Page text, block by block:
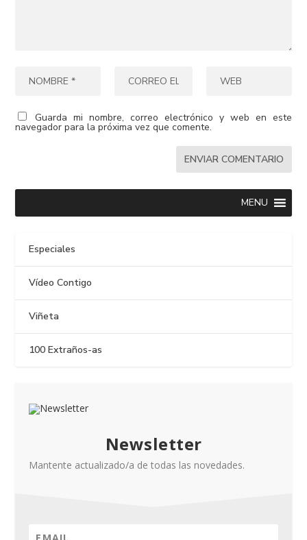
Guarda mi nombre, correo electrónico y web en este
navegador para la próxima vez que comente.
MENU
Especiales
Vídeo Contigo
Viñeta
100 Extraños-as
Newsletter
Mantente actualizado/a de todas las novedades.